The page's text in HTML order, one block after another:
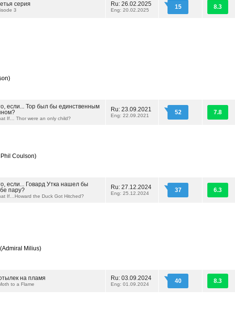
серия
3
Ru: 26.02.2025
Eng: 20.02.2025 15 8.3
если... Тор был бы единственным
If… Thor were an only child?
Ru: 23.09.2021
Eng: 22.09.2021 52 7.8
Coulson)
если... Говард Утка нашел бы
пару?
If…Howard the Duck Got Hitched?
Ru: 27.12.2024
Eng: 25.12.2024 37 6.3
(Admiral Milius)
на пламя
to a Flame
Ru: 03.09.2024
Eng: 01.09.2024 40 8.3